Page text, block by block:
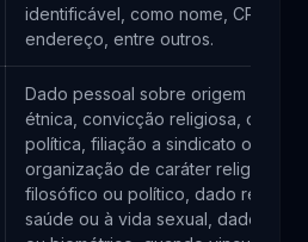
identificável, como nome, CPF, e-
endereço, entre outros.
Dado pessoal sobre origem racial
étnica, convicção religiosa, opinião
política, filiação a sindicato ou a
organização de caráter religioso,
filosófico ou político, dado
saúde ou à vida sexual, dado